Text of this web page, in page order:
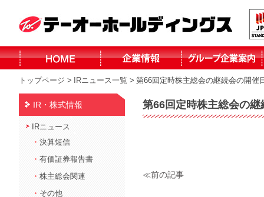
株式会社テーオ
株式会社テーオ
株式会社テーオ
株式会社テーオ
函館日産自動車
北見日産自動車
株式会社
北見三菱自動車
小泉建設株式会
株式会社fika
トップページ > IRニュース一覧 > 第66回定時株主総会の継続会の開催
IR・株式情報
IRニュース
・ 決算短信
・ 有価証券報告書
・ 株主総会関連
・ その他
第66回定時株主総会の
≪前の記事